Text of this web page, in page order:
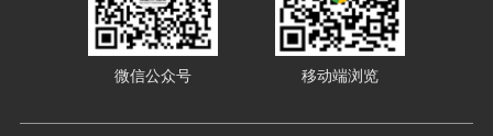
微信公众号 移动端浏览